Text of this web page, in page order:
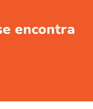
encontra